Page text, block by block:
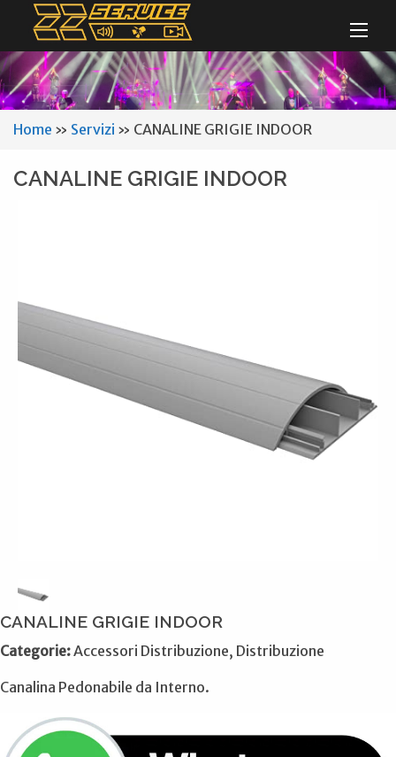
Home » Servizi » CANALINE GRIGIE INDOOR
CANALINE GRIGIE INDOOR
CANALINE GRIGIE INDOOR
Categorie:Accessori Distribuzione, Distribuzione
Canalina Pedonabile da Interno.